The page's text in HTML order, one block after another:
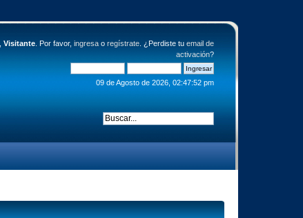
Visitante. Por favor, ingresao regístrate. ¿Perdiste tu email de
activación?
09 de Agosto de 2026, 02:47:52 pm